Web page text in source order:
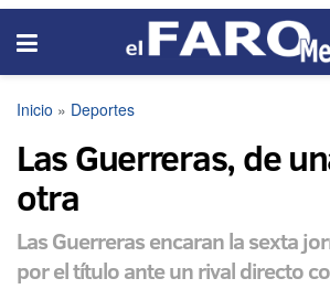
Inicio » Deportes
Las Guerreras, de
otra
Las Guerreras encaran la sexta
por el título ante un rival directo